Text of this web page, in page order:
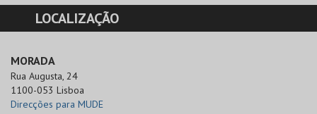
LOCALIZAÇÃO
MORADA
Rua Augusta, 24
1100-053 Lisboa
Direcções para MUDE